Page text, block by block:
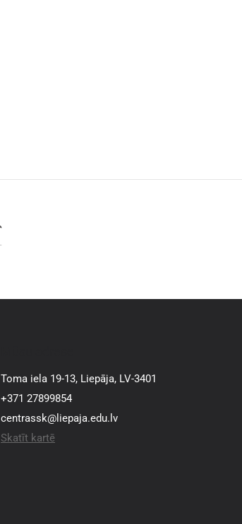
Toma iela 19-13, Liepāja, LV-3401
+371 27899854
centrassk@liepaja.edu.lv
Skatīt kartē